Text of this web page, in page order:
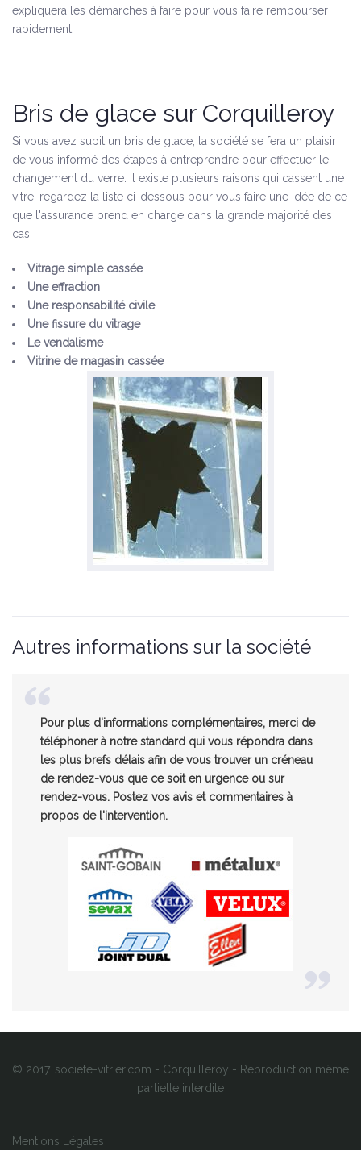
expliquera les démarches à faire pour vous faire rembourser
rapidement.
Bris de glace sur Corquilleroy
Si vous avez subit un bris de glace, la société se fera un plaisir
de vous informé des étapes à entreprendre pour effectuer le
changement du verre. Il existe plusieurs raisons qui cassent une
vitre, regardez la liste ci-dessous pour vous faire une idée de ce
que l'assurance prend en charge dans la grande majorité des
cas.
Vitrage simple cassée
Une effraction
Une responsabilité civile
Une fissure du vitrage
Le vendalisme
Vitrine de magasin cassée
Autres informations sur la société
Pour plus d'informations complémentaires, merci de
téléphoner à notre standard qui vous répondra dans
les plus brefs délais afin de vous trouver un créneau
de rendez-vous que ce soit en urgence ou sur
rendez-vous. Postez vos avis et commentaires à
propos de l'intervention.
© 2017. societe-vitrier.com - Corquilleroy - Reproduction même
partielle interdite
Mentions Légales